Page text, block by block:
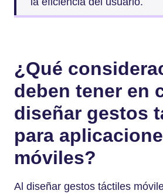
¿Qué
deben tener en
diseñar gestos
para
móviles?
Al diseñar gestos táctiles